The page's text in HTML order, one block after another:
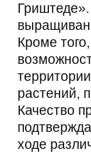
Кроме
растений,
Качество
ходе